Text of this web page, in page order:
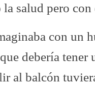
la salud pero
con un
que debería
al balcón